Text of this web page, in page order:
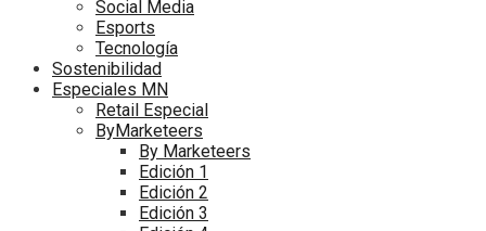
Social Media
Esports
Tecnología
Sostenibilidad
Especiales MN
Retail Especial
ByMarketeers
By Marketeers
Edición 1
Edición 2
Edición 3